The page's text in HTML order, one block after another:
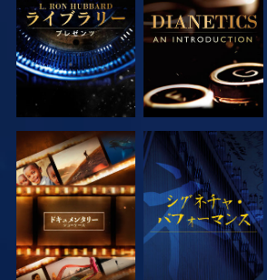
シリーズを探求 観る